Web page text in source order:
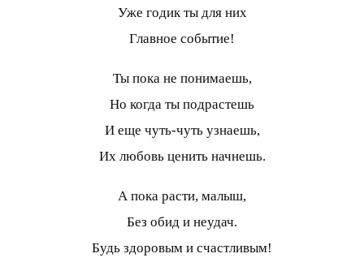
Уже годик ты для них
Главное событие!
Ты пока не понимаешь,
Но когда ты подрастешь
И еще чуть-чуть узнаешь,
Их любовь ценить начнешь.
А пока расти, малыш,
Без обид и неудач.
Будь здоровым и счастливым!